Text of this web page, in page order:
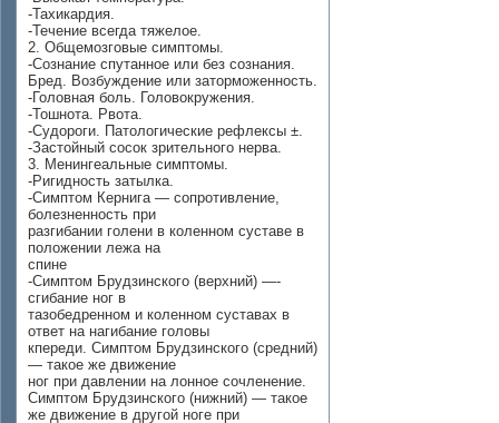
-Тахикардия.
-Течение всегда тяжелое.
2. Общемозговые симптомы.
-Сознание спутанное или без сознания.
Бред. Возбужде­ние или заторможенность.
-Головная боль. Головокружения.
-Тошнота. Рвота.
-Судороги. Патологические рефлексы ±.
-Застойный сосок зрительного нерва.
3. Менингеальные симптомы.
-Ригидность затылка.
-Симптом Кернига — сопротивление,
болезненность при
разгибании голени в коленном суставе в
положении лежа на
спине
-Симптом Брудзинского (верхний) —-
сгибание ног в
тазобедренном и коленном суставах в
ответ на нагибание головы
кпереди. Симптом Брудзинского (средний)
— такое же движение
ног при давлении на лонное сочленение.
Симптом Брудзинского (нижний) — такое
же движение в другой ноге при